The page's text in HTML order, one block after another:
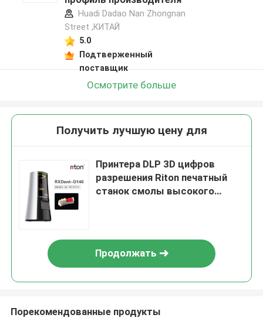
Huadi Dadao Nan Zhongnan
Street ,КИТАЙ
5.0
Подтверженный
поставщик
Осмотрите больше
Получить лучшую цену для
Принтера DLP 3D цифров
разрешения Riton печатный
станок смолы высокого
Продолжать
Порекомендованные продукты